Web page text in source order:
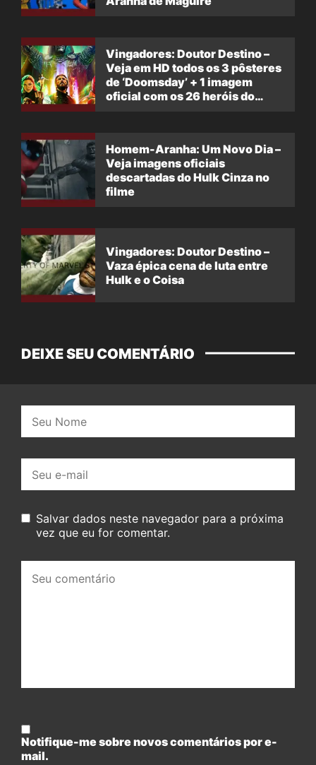
Vingadores: Doutor Destino –
Veja em HD todos os 3 pôsteres
de ‘Doomsday’ + 1 imagem
oficial com os 26 heróis do
Homem-Aranha: Um Novo Dia –
Veja imagens oficiais
descartadas do Hulk Cinza no
filme
Vingadores: Doutor Destino –
Vaza épica cena de luta entre
Hulk e o Coisa
DEIXE SEU COMENTÁRIO
mail:
Salvar dados neste navegador para a próxima
vez que eu for comentar.
comentário:
Notifique-me sobre novos comentários por e-
mail.